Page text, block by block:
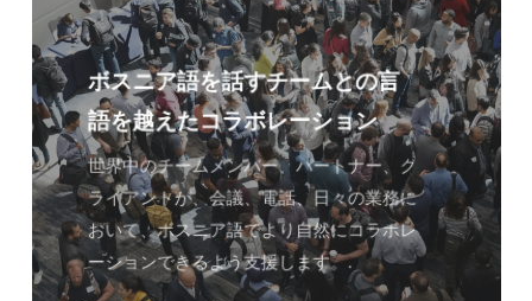
ボスニア語を話すチームとの言
語を越えたコラボレーション
世界中のチームメンバー、パートナー、ク
ライアントが、会議、電話、日々の業務に
おいて、ボスニア語でより自然にコラボレ
ーションできるよう支援します。.